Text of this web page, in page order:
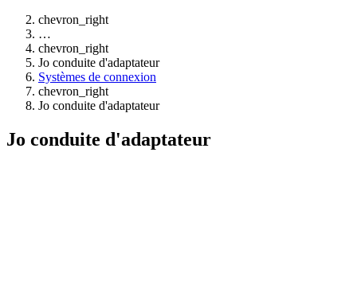
chevron_right
…
chevron_right
Jo conduite d'adaptateur
Systèmes de connexion
chevron_right
Jo conduite d'adaptateur
Jo conduite d'adaptateur